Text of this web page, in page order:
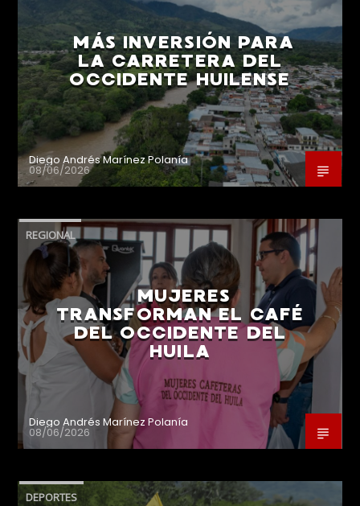
MÁS INVERSIÓN PARA
LA CARRETERA DEL
OCCIDENTE HUILENSE
Diego Andrés Marínez Polanía
08/06/2026
REGIONAL
MUJERES
TRANSFORMAN EL CAFÉ
DEL OCCIDENTE DEL
HUILA
Diego Andrés Marínez Polanía
08/06/2026
DEPORTES